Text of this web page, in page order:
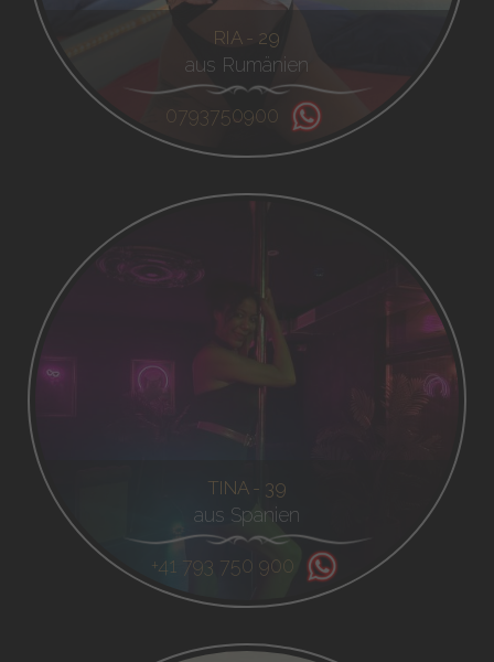
RIA - 29
aus Rumänien
0793750900
TINA - 39
aus Spanien
+41 793 750 900